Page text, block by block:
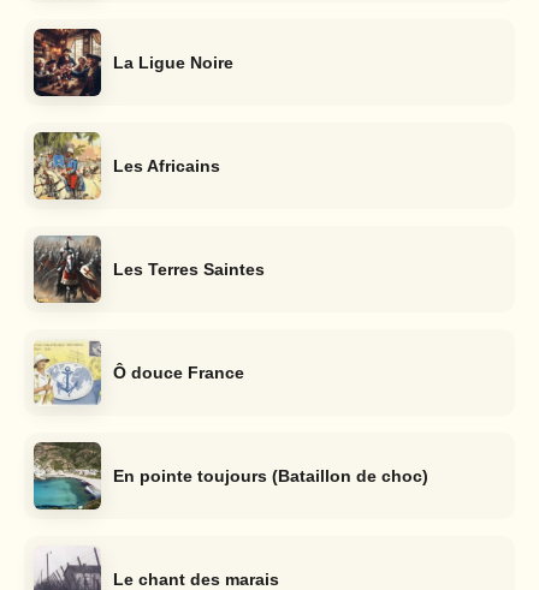
La Ligue Noire
Les Africains
Les Terres Saintes
Ô douce France
En pointe toujours (Bataillon de choc)
Le chant des marais